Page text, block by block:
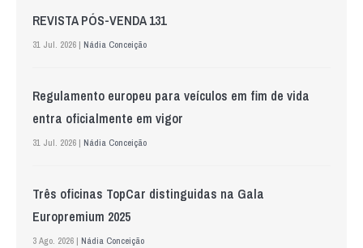
REVISTA PÓS-VENDA 131
31 Jul. 2026 | Nádia Conceição
Regulamento europeu para veículos em fim de vida
entra oficialmente em vigor
31 Jul. 2026 | Nádia Conceição
Três oficinas TopCar distinguidas na Gala
Europremium 2025
3 Ago. 2026 | Nádia Conceição